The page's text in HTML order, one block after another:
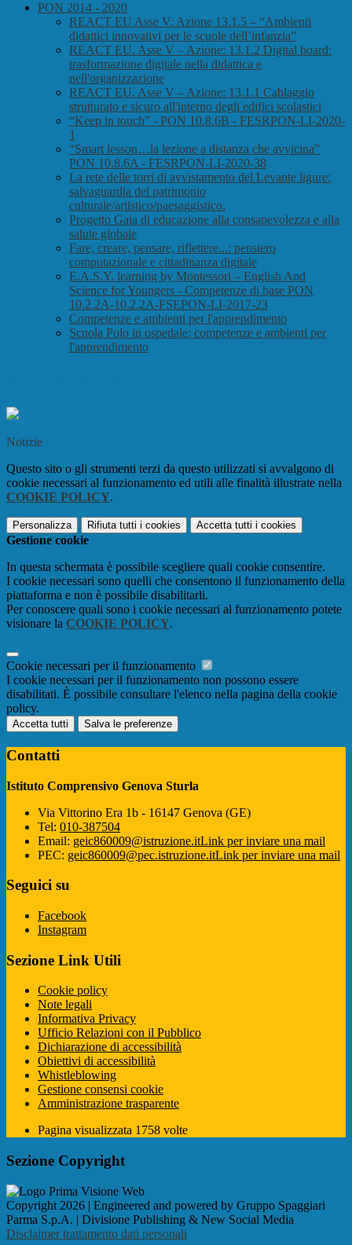
PON 2014 - 2020
REACT EU Asse V: Azione 13.1.5 – “Ambienti
didattici innovativi per le scuole dell’infanzia”
REACT EU. Asse V – Azione: 13.1.2 Digital board:
trasformazione digitale nella didattica e
nell'organizzazione
REACT EU. Asse V – Azione: 13.1.1 Cablaggio
strutturato e sicuro all'interno degli edifici scolastici
“Keep in touch” - PON 10.8.6B - FESRPON-LI-2020-
1
“Smart lesson…la lezione a distanza che avvicina”
PON 10.8.6A - FESRPON-LI-2020-38
La rete delle torri di avvistamento del Levante ligure:
salvaguardia del patrimonio
culturale/artistico/paesaggistico.
Progetto Gaia di educazione alla consapevolezza e alla
salute globale
Fare, creare, pensare, riflettere...: pensiero
computazionale e cittadinanza digitale
E.A.S.Y. learning by Montessori – English And
Science for Youngers - Competenze di base PON
10.2.2A-10.2.2A-FSEPON-LI-2017-23
Competenze e ambienti per l'apprendimento
Scuola Polo in ospedale: competenze e ambienti per
l'apprendimento
Notizie
Questo sito o gli strumenti terzi da questo utilizzati si avvalgono di
cookie necessari al funzionamento ed utili alle finalità illustrate nella
COOKIE POLICY.
Personalizza Rifiuta tutti i cookies Accetta tutti i cookies
Gestione cookie
In questa schermata è possibile scegliere quali cookie consentire.
I cookie necessari sono quelli che consentono il funzionamento della
piattaforma e non è possibile disabilitarli.
Per conoscere quali sono i cookie necessari al funzionamento potete
visionare la COOKIE POLICY.
Cookie necessari per il funzionamento
I cookie necessari per il funzionamento non possono essere
disabilitati. È possibile consultare l'elenco nella pagina della cookie
policy.
Accetta tutti Salva le preferenze
Contatti
Istituto Comprensivo Genova Sturla
Via Vittorino Era 1b - 16147 Genova (GE)
Tel: 010-387504
Email: geic860009@istruzione.itLink per inviare una mail
PEC: geic860009@pec.istruzione.itLink per inviare una mail
Seguici su
Facebook
Instagram
Sezione Link Utili
Cookie policy
Note legali
Informativa Privacy
Ufficio Relazioni con il Pubblico
Dichiarazione di accessibilità
Obiettivi di accessibilità
Whistleblowing
Gestione consensi cookie
Amministrazione trasparente
Pagina visualizzata 1758 volte
Sezione Copyright
Copyright 2026 | Engineered and powered by Gruppo Spaggiari
Parma S.p.A. | Divisione Publishing & New Social Media
Disclaimer trattamento dati personali